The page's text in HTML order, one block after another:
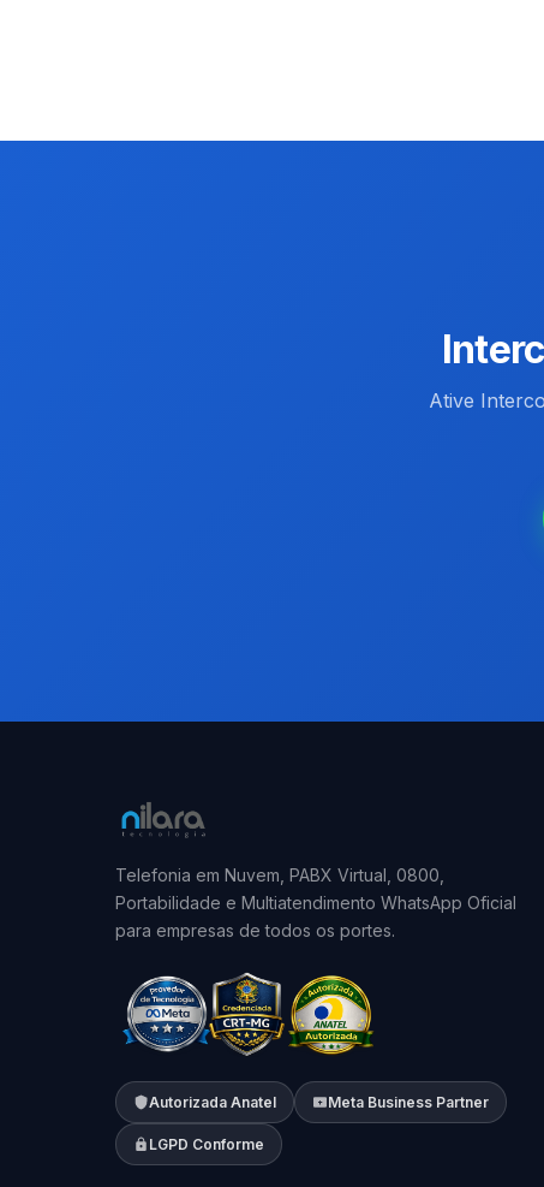
Ative
Telefonia em Nuvem, PABX Virtual, 0800,
Portabilidade e Multiatendimento WhatsApp Oficial
para empresas de todos os portes.
Autorizada Anatel Meta Business Partner
LGPD Conforme